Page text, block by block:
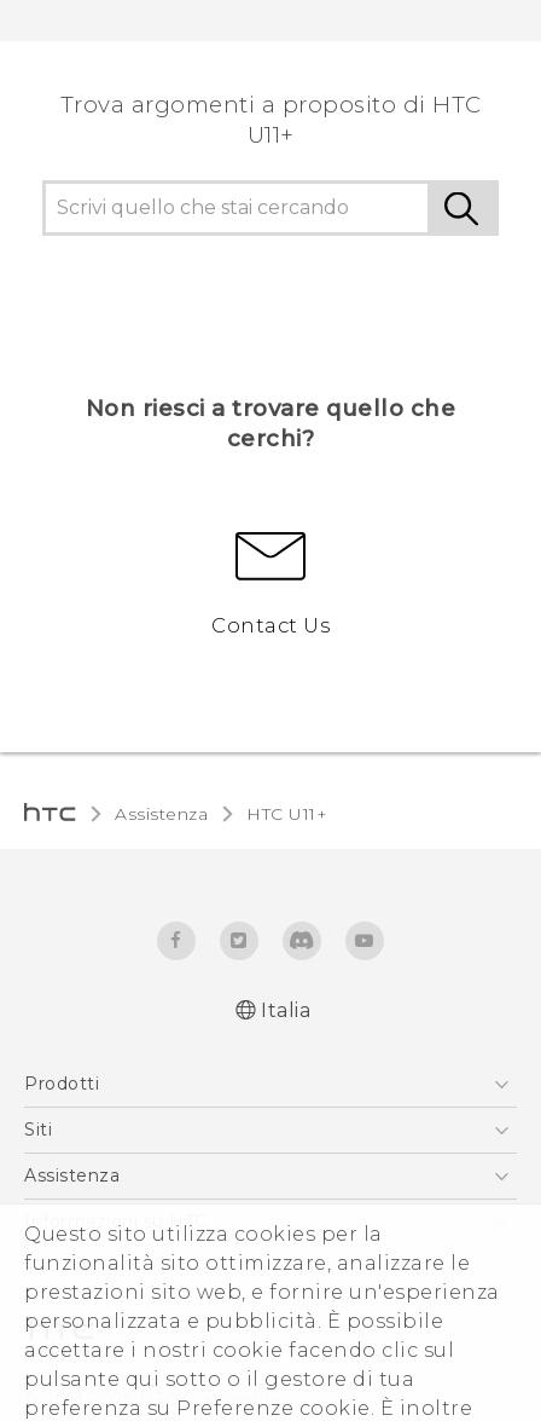
Questo sito utilizza cookies per la
funzionalità sito ottimizzare, analizzare le
prestazioni sito web, e fornire un'esperienza
personalizzata e pubblicità. È possibile
accettare i nostri cookie facendo clic sul
pulsante qui sotto o il gestore di tua
preferenza su Preferenze cookie. È inoltre
Trova argomenti a proposito di HTC
U11+
Non riesci a trovare quello che
cerchi?
Contact Us
Assistenza HTC U11+‎
normativa
English - Safety and regulatory guide
Italia
Prodotti
Smartphone
Vive
Accessori
Siti
HTC VIVE
Assistenza
Ecommerce Assistenza
Informazioni su HTC
ESG
Uffici Commerciali
Investitori (Inglese)
Cookie Preferences
Lavora con noi
© 2011-2026 HTC Corporation